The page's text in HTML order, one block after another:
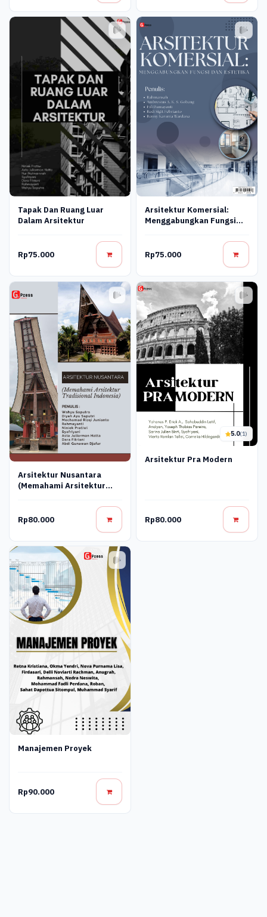
Tapak Dan Ruang Luar
Dalam Arsitektur
Rp75.000
Arsitektur Komersial:
Menggabungkan Fungsi
Rp75.000
Arsitektur Nusantara
(Memahami Arsitektur
Rp80.000
5.0(1)
Arsitektur Pra Modern
Rp80.000
Manajemen Proyek
Rp90.000